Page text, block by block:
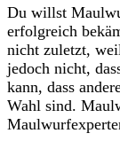
Du willst
erfolgreich
nicht zuletzt,
jedoch nicht,
kann, dass
Wahl sind.